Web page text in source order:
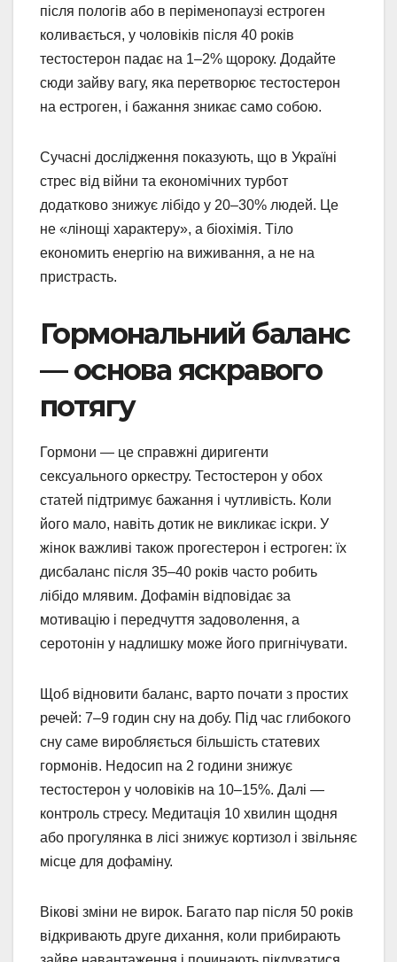
після пологів або в періменопаузі естроген
коливається, у чоловіків після 40 років
тестостерон падає на 1–2% щороку. Додайте
сюди зайву вагу, яка перетворює тестостерон
на естроген, і бажання зникає само собою.
Сучасні дослідження показують, що в Україні
стрес від війни та економічних турбот
додатково знижує лібідо у 20–30% людей. Це
не «лінощі характеру», а біохімія. Тіло
економить енергію на виживання, а не на
пристрасть.
Гормональний баланс
— основа яскравого
потягу
Гормони — це справжні диригенти
сексуального оркестру. Тестостерон у обох
статей підтримує бажання і чутливість. Коли
його мало, навіть дотик не викликає іскри. У
жінок важливі також прогестерон і естроген: їх
дисбаланс після 35–40 років часто робить
лібідо млявим. Дофамін відповідає за
мотивацію і передчуття задоволення, а
серотонін у надлишку може його пригнічувати.
Щоб відновити баланс, варто почати з простих
речей: 7–9 годин сну на добу. Під час глибокого
сну саме виробляється більшість статевих
гормонів. Недосип на 2 години знижує
тестостерон у чоловіків на 10–15%. Далі —
контроль стресу. Медитація 10 хвилин щодня
або прогулянка в лісі знижує кортизол і звільняє
місце для дофаміну.
Вікові зміни не вирок. Багато пар після 50 років
відкривають друге дихання, коли прибирають